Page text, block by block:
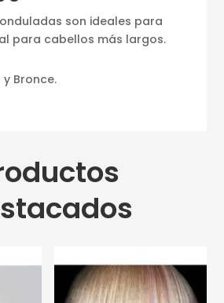
son ideales para
para cabellos más largos.
Bronce.